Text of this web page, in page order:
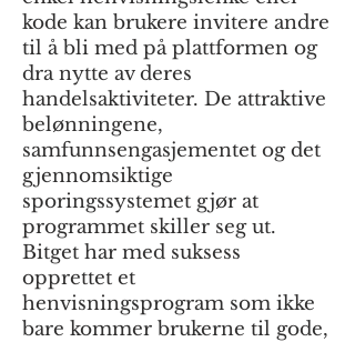
kode kan brukere invitere andre
til å bli med på plattformen og
dra nytte av deres
handelsaktiviteter. De attraktive
belønningene,
samfunnsengasjementet og det
gjennomsiktige
sporingssystemet gjør at
programmet skiller seg ut.
Bitget har med suksess
opprettet et
henvisningsprogram som ikke
bare kommer brukerne til gode,